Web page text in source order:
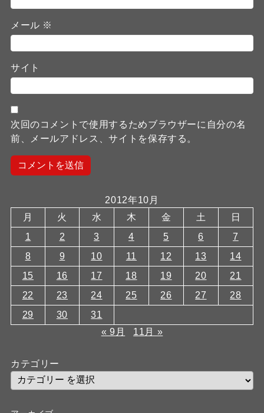
メール ※
サイト
次回のコメントで使用するためブラウザーに自分の名
前、メールアドレス、サイトを保存する。
2012年10月
月
火 水 木 金 土
日
1
2 3 4 5 6
7
8
9 10 11 12 13
14
15
16 17 18 19 20
21
22
23 24 25 26 27
28
29
30
31
« 9月
11月 »
カテゴリー